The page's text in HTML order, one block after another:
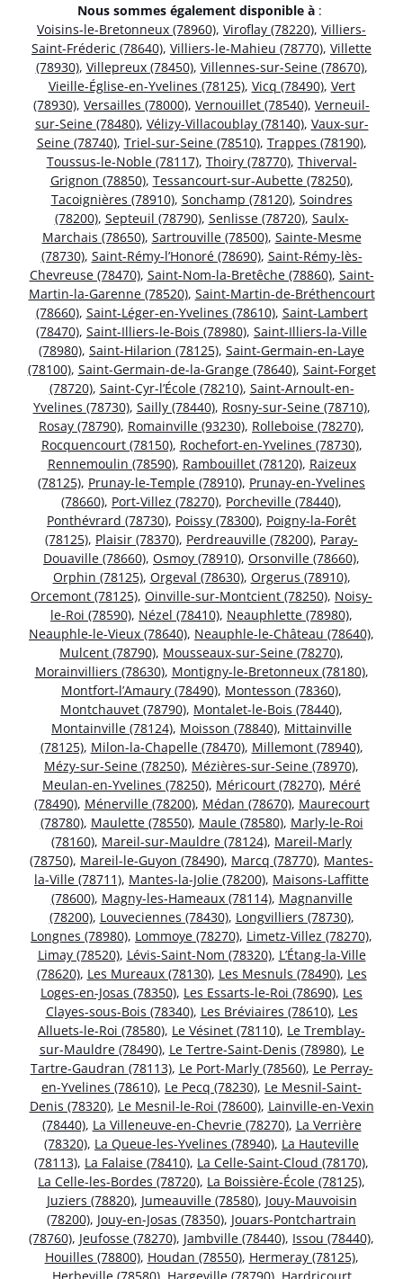
Nous sommes également disponible à :
Voisins-le-Bretonneux (78960), Viroflay (78220), Villiers-
Saint-Fréderic (78640), Villiers-le-Mahieu (78770), Villette
(78930), Villepreux (78450), Villennes-sur-Seine (78670),
Vieille-Église-en-Yvelines (78125), Vicq (78490), Vert
(78930), Versailles (78000), Vernouillet (78540), Verneuil-
sur-Seine (78480), Vélizy-Villacoublay (78140), Vaux-sur-
Seine (78740), Triel-sur-Seine (78510), Trappes (78190),
Toussus-le-Noble (78117), Thoiry (78770), Thiverval-
Grignon (78850), Tessancourt-sur-Aubette (78250),
Tacoignières (78910), Sonchamp (78120), Soindres
(78200), Septeuil (78790), Senlisse (78720), Saulx-
Marchais (78650), Sartrouville (78500), Sainte-Mesme
(78730), Saint-Rémy-l’Honoré (78690), Saint-Rémy-lès-
Chevreuse (78470), Saint-Nom-la-Bretêche (78860), Saint-
Martin-la-Garenne (78520), Saint-Martin-de-Bréthencourt
(78660), Saint-Léger-en-Yvelines (78610), Saint-Lambert
(78470), Saint-Illiers-le-Bois (78980), Saint-Illiers-la-Ville
(78980), Saint-Hilarion (78125), Saint-Germain-en-Laye
(78100), Saint-Germain-de-la-Grange (78640), Saint-Forget
(78720), Saint-Cyr-l’École (78210), Saint-Arnoult-en-
Yvelines (78730), Sailly (78440), Rosny-sur-Seine (78710),
Rosay (78790), Romainville (93230), Rolleboise (78270),
Rocquencourt (78150), Rochefort-en-Yvelines (78730),
Rennemoulin (78590), Rambouillet (78120), Raizeux
(78125), Prunay-le-Temple (78910), Prunay-en-Yvelines
(78660), Port-Villez (78270), Porcheville (78440),
Ponthévrard (78730), Poissy (78300), Poigny-la-Forêt
(78125), Plaisir (78370), Perdreauville (78200), Paray-
Douaville (78660), Osmoy (78910), Orsonville (78660),
Orphin (78125), Orgeval (78630), Orgerus (78910),
Orcemont (78125), Oinville-sur-Montcient (78250), Noisy-
le-Roi (78590), Nézel (78410), Neauphlette (78980),
Neauphle-le-Vieux (78640), Neauphle-le-Château (78640),
Mulcent (78790), Mousseaux-sur-Seine (78270),
Morainvilliers (78630), Montigny-le-Bretonneux (78180),
Montfort-l’Amaury (78490), Montesson (78360),
Montchauvet (78790), Montalet-le-Bois (78440),
Montainville (78124), Moisson (78840), Mittainville
(78125), Milon-la-Chapelle (78470), Millemont (78940),
Mézy-sur-Seine (78250), Mézières-sur-Seine (78970),
Meulan-en-Yvelines (78250), Méricourt (78270), Méré
(78490), Ménerville (78200), Médan (78670), Maurecourt
(78780), Maulette (78550), Maule (78580), Marly-le-Roi
(78160), Mareil-sur-Mauldre (78124), Mareil-Marly
(78750), Mareil-le-Guyon (78490), Marcq (78770), Mantes-
la-Ville (78711), Mantes-la-Jolie (78200), Maisons-Laffitte
(78600), Magny-les-Hameaux (78114), Magnanville
(78200), Louveciennes (78430), Longvilliers (78730),
Longnes (78980), Lommoye (78270), Limetz-Villez (78270),
Limay (78520), Lévis-Saint-Nom (78320), L’Étang-la-Ville
(78620), Les Mureaux (78130), Les Mesnuls (78490), Les
Loges-en-Josas (78350), Les Essarts-le-Roi (78690), Les
Clayes-sous-Bois (78340), Les Bréviaires (78610), Les
Alluets-le-Roi (78580), Le Vésinet (78110), Le Tremblay-
sur-Mauldre (78490), Le Tertre-Saint-Denis (78980), Le
Tartre-Gaudran (78113), Le Port-Marly (78560), Le Perray-
en-Yvelines (78610), Le Pecq (78230), Le Mesnil-Saint-
Denis (78320), Le Mesnil-le-Roi (78600), Lainville-en-Vexin
(78440), La Villeneuve-en-Chevrie (78270), La Verrière
(78320), La Queue-les-Yvelines (78940), La Hauteville
(78113), La Falaise (78410), La Celle-Saint-Cloud (78170),
La Celle-les-Bordes (78720), La Boissière-École (78125),
Juziers (78820), Jumeauville (78580), Jouy-Mauvoisin
(78200), Jouy-en-Josas (78350), Jouars-Pontchartrain
(78760), Jeufosse (78270), Jambville (78440), Issou (78440),
Houilles (78800), Houdan (78550), Hermeray (78125),